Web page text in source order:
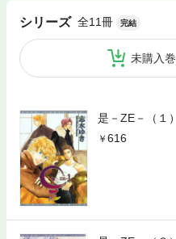
シリーズ 全11冊 完結
未購入
是－ZE－（１）
616